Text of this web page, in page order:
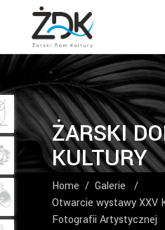
ŻARSKI
KULTURY
Home / Galerie
/
Otwarcie wystawy XXV
Fotografii Artystycznej